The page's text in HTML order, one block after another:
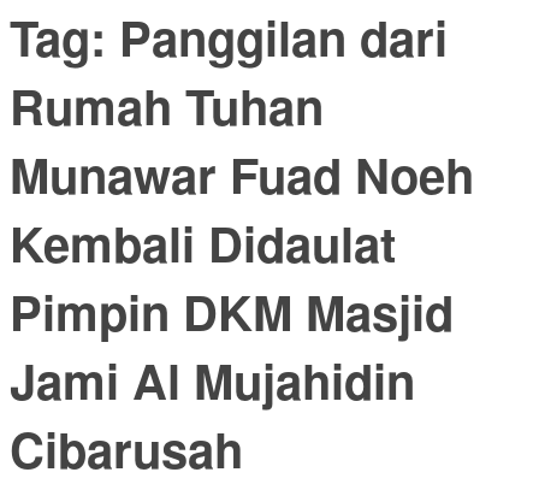
Tag: Panggilan dari
Rumah Tuhan
Munawar Fuad Noeh
Kembali Didaulat
Pimpin DKM Masjid
Jami Al Mujahidin
Cibarusah